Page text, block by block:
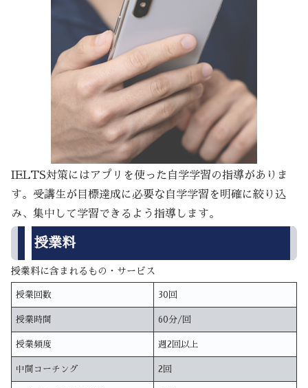
IELTS対策にはアプリを使った自学学習の指導がありま
す。受講生が目標達成に必要な自学学習を明確に絞り込
み、集中して学習できるよう指導します。
授業料
授業料に含まれるもの・サービス
授業回数 30回
授業時間 60分/回
授業頻度 週2回以上
中間コーチング 2回